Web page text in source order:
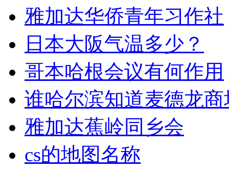
雅加达华侨青年习作社
日本大阪气温多少？
哥本哈根会议有何作用
谁哈尔滨知道麦德龙商
雅加达蕉岭同乡会
cs的地图名称